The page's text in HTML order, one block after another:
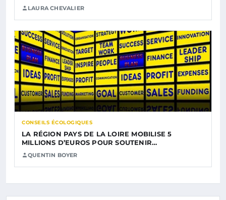
LAURA CHEVALIER
CONSEILS ÉCOLOGIQUES
LA RÉGION PAYS DE LA LOIRE MOBILISE 5
MILLIONS D’EUROS POUR SOUTENIR…
QUENTIN BOYER